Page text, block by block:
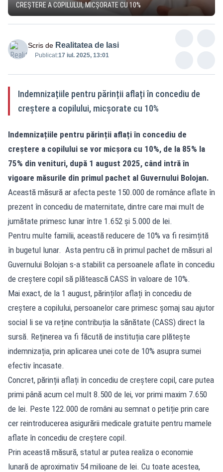
CREȘTERE A COPILULUI, MICȘORATE CU 10%
Scris de Realitatea de Iasi
Publicat:17 iul. 2025, 13:01
Indemnizațiile pentru părinții aflați în concediu de
creștere a copilului, micșorate cu 10%
Indemnizațiile pentru părinții aflați în concediu de
creștere a copilului se vor micșora cu 10%, de la 85% la
75% din venituri, după 1 august 2025, când intră în
vigoare măsurile din primul pachet al Guvernului Bolojan.
Această măsură ar afecta peste 150.000 de românce aflate în
prezent în concediu de maternitate, dintre care mai mult de
jumătate primesc lunar între 1.652 și 5.000 de lei.
Pentru multe familii, această reducere de 10% va fi resimțită
în bugetul lunar. Asta pentru că în primul pachet de măsuri al
Guvernului Bolojan s-a stabilit ca persoanele aflate în concediu
de creștere copil să plătească CASS în valoare de 10%.
Mai exact, de la 1 august, părinților aflați în concediu de
creștere a copilului, persoanelor care primesc șomaj sau ajutor
social li se va reține contribuția la sănătate (CASS) direct la
sursă. Reținerea va fi făcută de instituția care plătește
indemnizația, prin aplicarea unei cote de 10% asupra sumei
efectiv încasate.
Concret, părinții aflați în concediu de creștere copil, care putea
primi până acum cel mult 8.500 de lei, vor primi maxim 7.650
de lei. Peste 122.000 de români au semnat o petiție prin care
cer reintroducerea asigurării medicale gratuite pentru mamele
aflate în concediu de creștere copil.
Prin această măsură, statul ar putea realiza o economie
lunară de aproximativ 54 milioane de lei. Cu toate acestea,